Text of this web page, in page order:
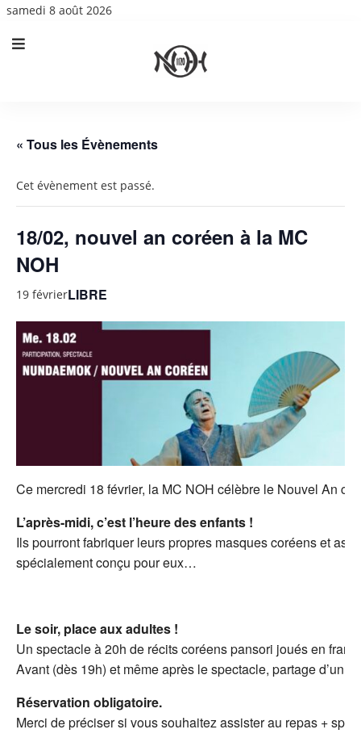
samedi 8 août 2026
« Tous les Évènements
Cet évènement est passé.
18/02, nouvel an coréen à la MC
NOH
19 févrierLIBRE
Ce mercredi 18 février, la MC NOH célèbre le Nouvel An
L’après-midi, c’est l’heure des enfants !
Ils pourront fabriquer leurs propres masques coréens et
spécialement conçu pour eux…
Le soir, place aux adultes !
Un spectacle à 20h de récits coréens pansori joués en
Avant (dès 19h) et même après le spectacle, partage d’un
Réservation obligatoire.
Merci de préciser si vous souhaitez assister au repas +